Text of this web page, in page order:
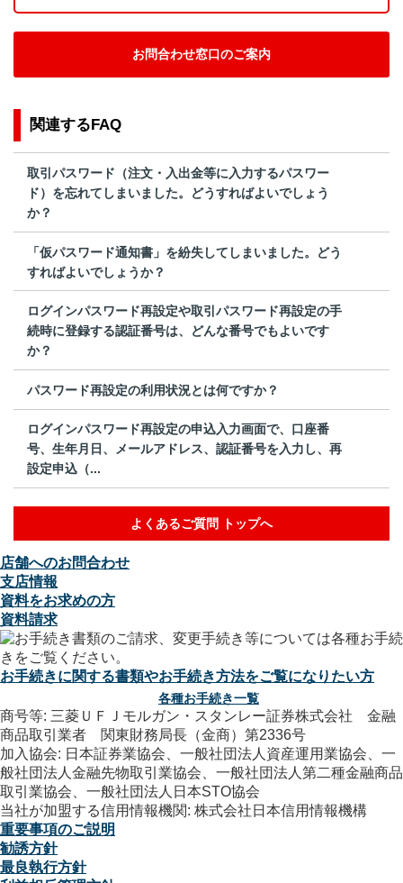
お問合わせ窓口のご案内
関連するFAQ
取引パスワード（注文・入出金等に入力するパスワー
ド）を忘れてしまいました。どうすればよいでしょう
か？
「仮パスワード通知書」を紛失してしまいました。どう
すればよいでしょうか？
ログインパスワード再設定や取引パスワード再設定の手
続時に登録する認証番号は、どんな番号でもよいです
か？
パスワード再設定の利用状況とは何ですか？
ログインパスワード再設定の申込入力画面で、口座番
号、生年月日、メールアドレス、認証番号を入力し、再
設定申込（...
よくあるご質問 トップへ
店舗へのお問合わせ
支店情報
資料をお求めの方
資料請求
お手続きに関する書類やお手続き方法をご覧になりたい方
各種お手続き一覧
商号等: 三菱ＵＦＪモルガン・スタンレー証券株式会社 金融
商品取引業者 関東財務局長（金商）第2336号
加入協会: 日本証券業協会、一般社団法人資産運用業協会、一
般社団法人金融先物取引業協会、一般社団法人第二種金融商品
取引業協会、一般社団法人日本STO協会
当社が加盟する信用情報機関: 株式会社日本信用情報機構
重要事項のご説明
勧誘方針
最良執行方針